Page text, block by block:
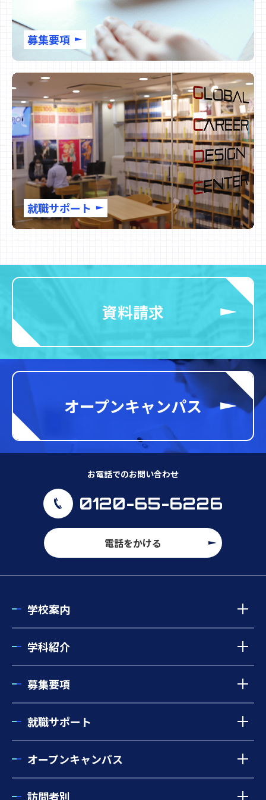
募集要項
就職サポート
資料請求
オープンキャンパス
お電話でのお問い合わせ
0120-65-6226
電話をかける
学校案内
学科紹介
募集要項
就職サポート
オープンキャンパス
訪問者別